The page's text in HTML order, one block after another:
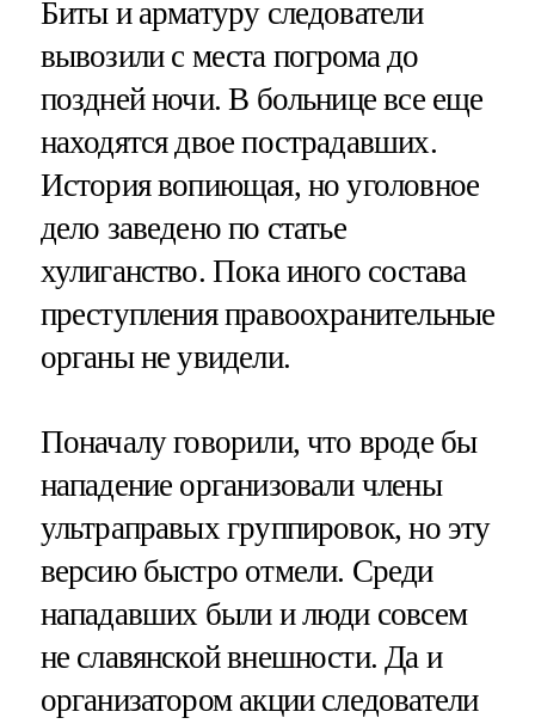
Биты и арматуру следователи
вывозили с места погрома до
поздней ночи. В больнице все еще
находятся двое пострадавших.
История вопиющая, но уголовное
дело заведено по статье
хулиганство. Пока иного состава
преступления правоохранительные
органы не увидели.
Поначалу говорили, что вроде бы
нападение организовали члены
ультраправых группировок, но эту
версию быстро отмели. Среди
нападавших были и люди совсем
не славянской внешности. Да и
организатором акции следователи